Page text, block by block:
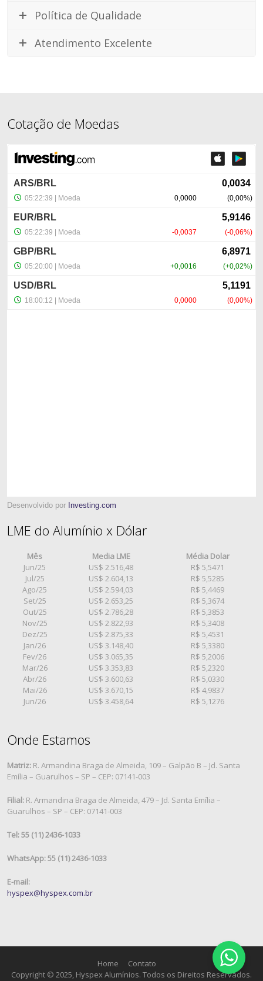
Política de Qualidade
Atendimento Excelente
Cotação de Moedas
Desenvolvido por Investing.com
LME do Alumínio x Dólar
Mês Media LME
Média Dolar
Jun/25
US$ 2.516,48
R$ 5,5471
Jul/25
US$ 2.604,13
R$ 5,5285
Ago/25
US$ 2.594,03
R$ 5,4469
Set/25
US$ 2.653,25
R$ 5,3674
Out/25
US$ 2.786,28
R$ 5,3853
Nov/25
US$ 2.822,93
R$ 5,3408
Dez/25
US$ 2.875,33
R$ 5,4531
Jan/26
US$ 3.148,40
R$ 5,3380
Fev/26
US$ 3.065,35
R$ 5,2006
Mar/26
US$ 3.353,83
R$ 5,2320
Abr/26
US$ 3.600,63
R$ 5,0330
Mai/26
US$ 3.670,15
R$ 4,9837
Jun/26
US$ 3.458,64 R$ 5,1276
Onde Estamos
Matriz: R. Armandina Braga de Almeida, 109 – Galpão B – Jd. Santa
Emília – Guarulhos – SP – CEP: 07141-003
Filial: R. Armandina Braga de Almeida, 479 – Jd. Santa Emília –
Guarulhos – SP – CEP: 07141-003
Tel: 55 (11) 2436-1033
WhatsApp: 55 (11) 2436-1033
E-mail:
hyspex@hyspex.com.br
Home
Contato
Copyright © 2025, Hyspex Alumínios. Todos os Direitos Reservados.